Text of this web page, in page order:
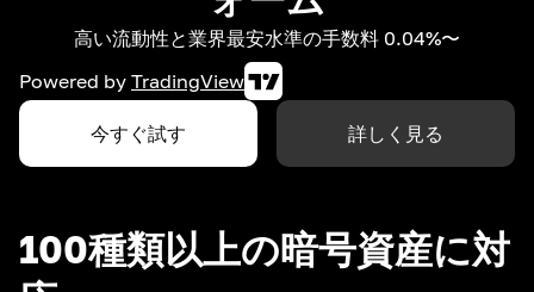
高い流動性と業界最安水準の手数料 0.04%〜
Powered by TradingView
今すぐ試す 詳しく見る
100種類以上の暗号資産に対